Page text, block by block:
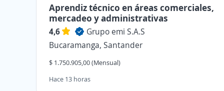
Aprendiz técnico en áreas comerciales,
mercadeo y administrativas
4,6
Grupo emi S.A.S
Bucaramanga, Santander
$ 1.750.905,00 (Mensual)
Hace 13 horas